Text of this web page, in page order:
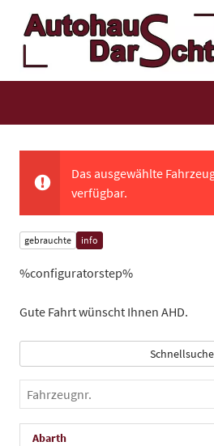
Das ausgewählte
verfügbar.
gebrauchte info
%configuratorstep%
Gute Fahrt wünscht Ihnen AHD.
Schnellsuche
Fahrzeugnr.
Abarth